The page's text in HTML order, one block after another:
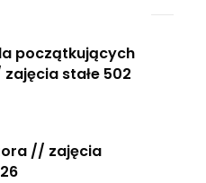
początkujących
stałe 502
// zajęcia